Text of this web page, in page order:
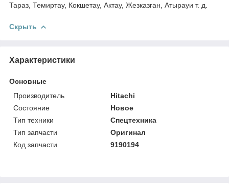
Тараз, Темиртау, Кокшетау, Актау, Жезказган, Атырауи т. д.
Скрыть
Характеристики
Основные
Производитель
Hitachi
Состояние
Новое
Тип техники
Спецтехника
Тип запчасти
Оригинал
Код запчасти
9190194